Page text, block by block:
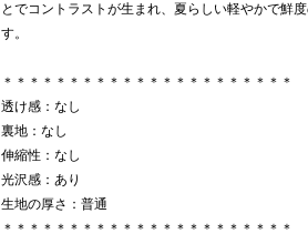
とでコントラストが生まれ、夏らしい軽やかで鮮
す。
＊＊＊＊＊＊＊＊＊＊＊＊＊＊＊＊＊＊＊＊＊＊
透け感：なし
裏地：なし
伸縮性：なし
光沢感：あり
生地の厚さ：普通
＊＊＊＊＊＊＊＊＊＊＊＊＊＊＊＊＊＊＊＊＊＊